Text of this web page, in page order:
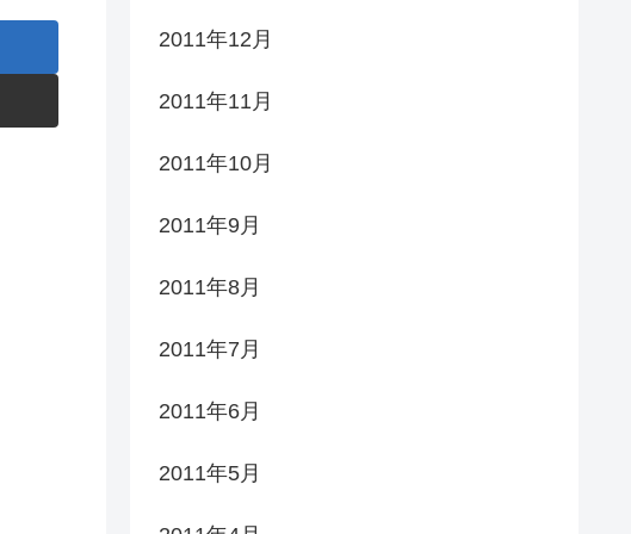
2011年12月
2011年11月
2011年10月
2011年9月
2011年8月
2011年7月
2011年6月
2011年5月